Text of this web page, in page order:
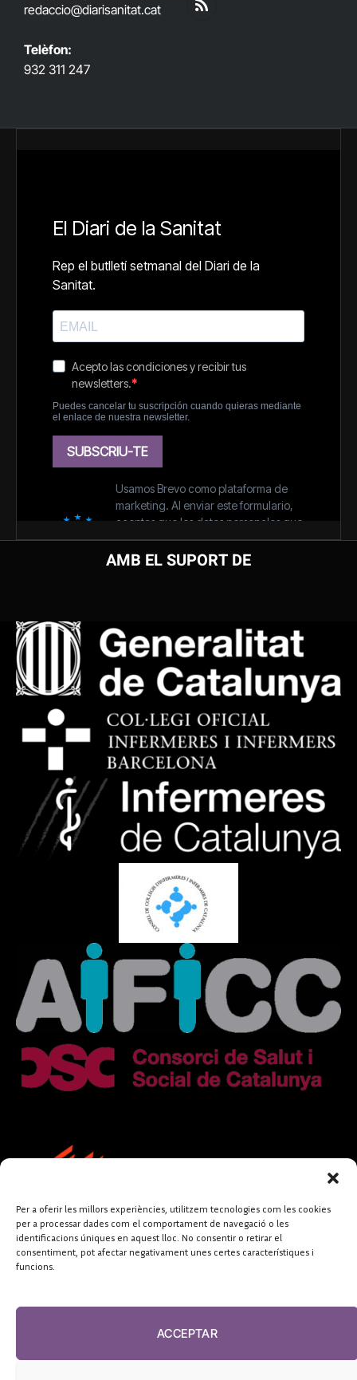
Per a oferir les millors experiències, utilitzem tecnologies com les cookies
per a processar dades com el comportament de navegació o les
identificacions úniques en aquest lloc. No consentir o retirar el
consentiment, pot afectar negativament unes certes característiques i
funcions.
ACCEPTAR
redaccio@diarisanitat.cat
Telèfon:
932 311 247
RSS
AMB EL SUPORT DE
FUNDACIÓ